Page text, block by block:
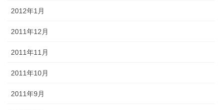
2012年1月
2011年12月
2011年11月
2011年10月
2011年9月